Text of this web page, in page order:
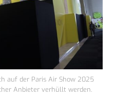
auf der Paris Air Show 2025
Anbieter verhüllt werden.